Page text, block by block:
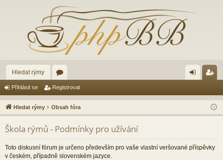
Hledat rýmy
ór
a lá
sit
ist
ro
t
Přihlásit se Registrovat
Hledat rýmy Obsah fóra
Škola rýmů - Podmínky pro užívání
Toto diskusní fórum je určeno především pro vaše vlastní veršované příspěvky
v českém, případně slovenském jazyce.